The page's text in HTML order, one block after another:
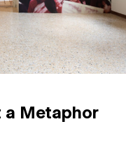
a Metaphor